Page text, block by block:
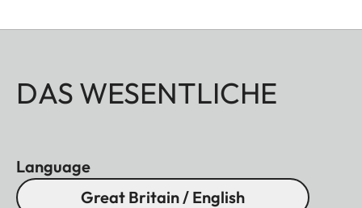
DAS WESENTLICHE
Language
Great Britain / English